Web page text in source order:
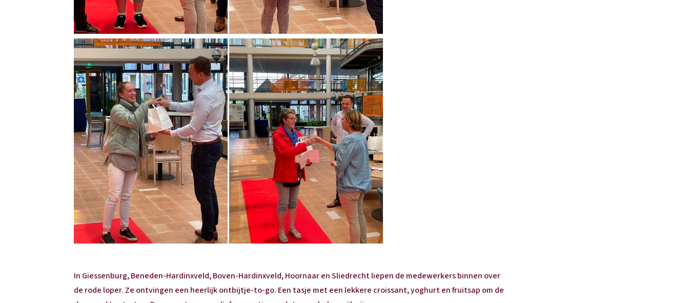
In Giessenburg, Beneden-Hardinxveld, Boven-Hardinxveld, Hoornaar en Sliedrecht liepen de medewerkers binnen over
de rode loper. Ze ontvingen een heerlijk ontbijtje-to-go. Een tasje met een lekkere croissant, yoghurt en fruitsap om de